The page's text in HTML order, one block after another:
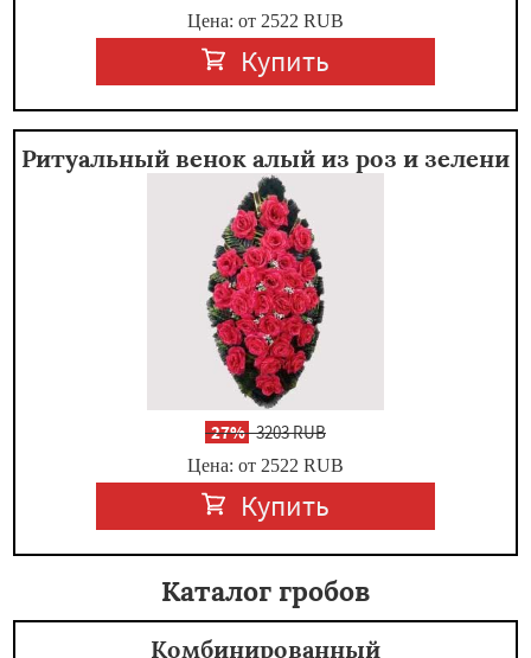
Цена: от 2522 RUB
Купить
Ритуальный венок алый из роз и зелени
-27%3203 RUB
Цена: от 2522 RUB
Купить
Каталог гробов
Комбинированный